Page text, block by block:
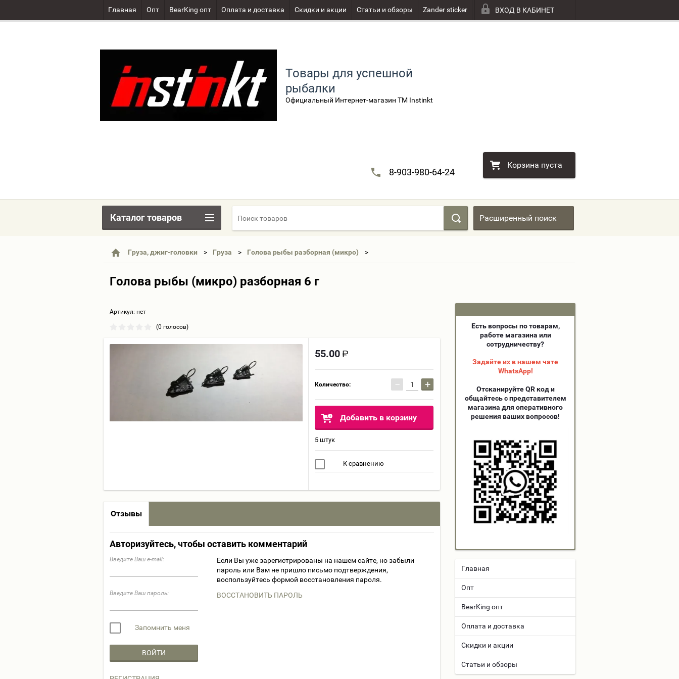
Главная Опт BearKing опт Оплата и доставка Скидки и акции Статьи и обзоры Zander sticker ВХОД В КАБИНЕТ
Товары для успешной
рыбалки
Официальный Интернет-магазин TM Instinkt
8-903-980-64-24
Корзина пуста
Расширенный поиск
Груза, джиг-головки Груза Голова рыбы разборная (микро)
Голова рыбы (микро) разборная 6 г
Артикул: нет
(0 голосов)
55.00
Количество: − +
Добавить в корзину
5 штук
К сравнению
Отзывы
Авторизуйтесь, чтобы оставить комментарий
Введите Ваш e-mail:
Введите Ваш пароль:
Запомнить меня
ВОЙТИ
Если Вы уже зарегистрированы на нашем сайте, но забыли
пароль или Вам не пришло письмо подтверждения,
воспользуйтесь формой восстановления пароля.
ВОССТАНОВИТЬ ПАРОЛЬ
Каталог товаров
Есть вопросы по товарам,
работе магазина или
сотрудничеству?
Задайте их в нашем чате
WhatsApp!
Отсканируйте QR код и
общайтесь с представителем
магазина для оперативного
решения ваших вопросов!
Главная
Опт
BearKing опт
Оплата и доставка
Скидки и акции
Статьи и обзоры